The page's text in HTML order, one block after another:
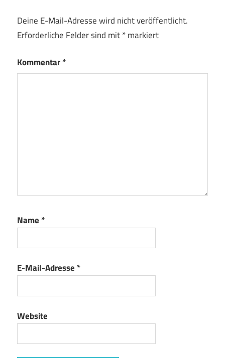
Deine E-Mail-Adresse wird nicht veröffentlicht.
Erforderliche Felder sind mit*markiert
Kommentar*
Name *
E-Mail-Adresse *
Website